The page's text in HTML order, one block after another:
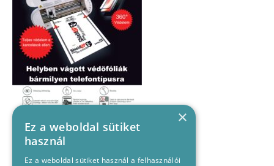
×
Ez a weboldal sütiket
használ
Ez a weboldal sütiket használ a felhasználói